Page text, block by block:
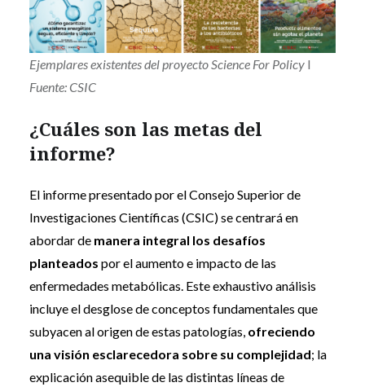
Ejemplares existentes del proyecto Science For Policy I
Fuente: CSIC
¿Cuáles son las metas del
informe?
El informe presentado por el Consejo Superior de
Investigaciones Científicas (CSIC) se centrará en
abordar de manera integral los desafíos
planteados por el aumento e impacto de las
enfermedades metabólicas. Este exhaustivo análisis
incluye el desglose de conceptos fundamentales que
subyacen al origen de estas patologías, ofreciendo
una visión esclarecedora sobre su complejidad; la
explicación asequible de las distintas líneas de